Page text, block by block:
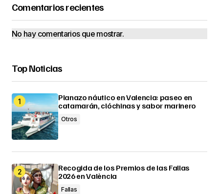
Comentarios recientes
No hay comentarios que mostrar.
Top Noticias
Planazo náutico en Valencia: paseo en
catamarán, clóchinas y sabor marinero
Otros
Recogida de los Premios de las Fallas
2026 en València
Fallas